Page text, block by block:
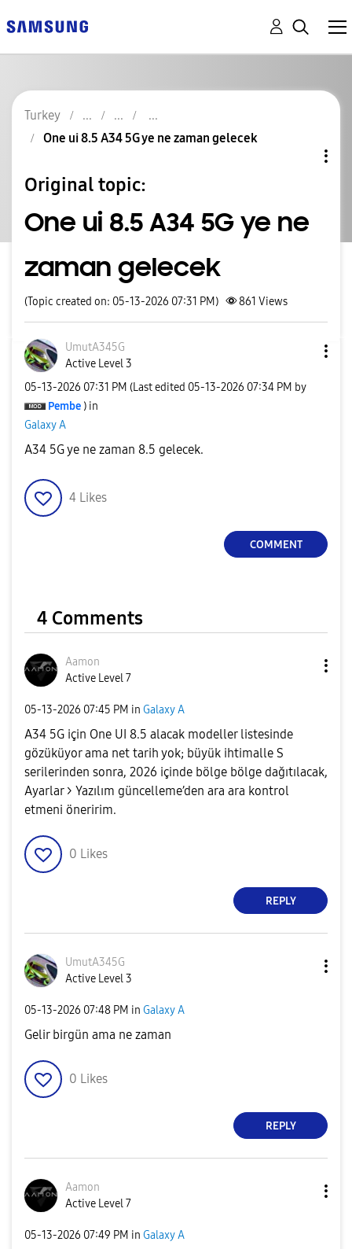
Turkey
One ui 8.5 A34 5G ye ne zaman gelecek
Original topic:
One ui 8.5 A34 5G ye ne
zaman gelecek
(Topic created on: 05-13-2026 07:31 PM) 861 Views
UmutA345G
Active Level 3
‎05-13-2026 07:31 PM (Last edited ‎05-13-2026 07:34 PM by
Pembe ) in
Galaxy A
A34 5G ye ne zaman 8.5 gelecek.
4 Likes
COMMENT
4 Comments
Aamon
Active Level 7
‎05-13-2026 07:45 PM in Galaxy A
A34 5G için One UI 8.5 alacak modeller listesinde
gözüküyor ama net tarih yok; büyük ihtimalle S
serilerinden sonra, 2026 içinde bölge bölge dağıtılacak,
Ayarlar > Yazılım güncelleme’den ara ara kontrol
etmeni öneririm.
0 Likes
REPLY
UmutA345G
Active Level 3
‎05-13-2026 07:48 PM in Galaxy A
Gelir birgün ama ne zaman
0 Likes
REPLY
Aamon
Active Level 7
‎05-13-2026 07:49 PM in Galaxy A